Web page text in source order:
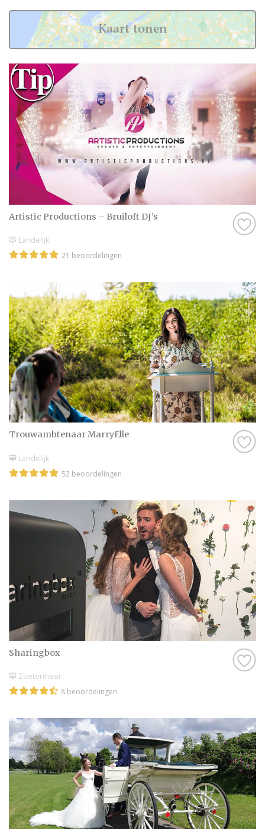
Artistic Productions – Bruiloft DJ’s
Landelijk
21 beoordelingen
Trouwambtenaar MarryElle
Landelijk
52 beoordelingen
Sharingbox
Zoetermeer
8 beoordelingen
Kaart tonen